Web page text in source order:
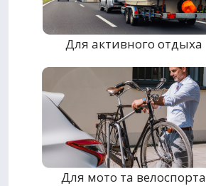
Для активного отдыха
Для мото та велоспорта